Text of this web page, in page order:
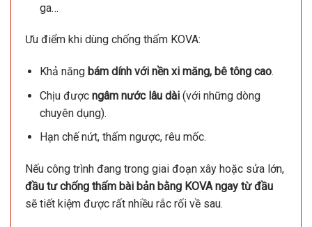
ga…
Ưu điểm khi dùng chống thấm KOVA:
Khả năng bám dính với nền xi măng, bê tông cao.
Chịu được ngâm nước lâu dài(với những dòng
chuyên dụng).
Hạn chế nứt, thấm ngược, rêu mốc.
Nếu công trình đang trong giai đoạn xây hoặc sửa lớn,
đầu tư chống thấm bài bản bằng KOVA ngay từ đầu
sẽ tiết kiệm được rất nhiều rắc rối về sau.